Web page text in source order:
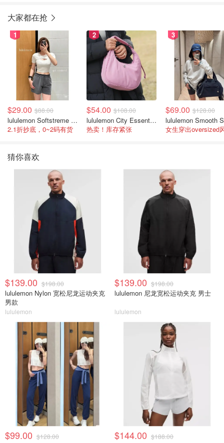
大家都在抢
1
$29.00 $88.00
lululemon Softstreme 女士高腰短裤 10cm
2.1折抄底，0~2码有货
2
$54.00 $108.00
lululemon City Essentials 肩背包 4L
热卖！库存紧张
3
$69.00 $128.00
女生穿出oversized
猜你喜欢
$139.00 $198.00
lululemon Nylon 宽松尼龙运动夹克
男款
lululemon
$139.00 $198.00
lululemon 尼龙宽松运动夹克 男士
lululemon
$99.00 $128.00 $144.00 $188.00